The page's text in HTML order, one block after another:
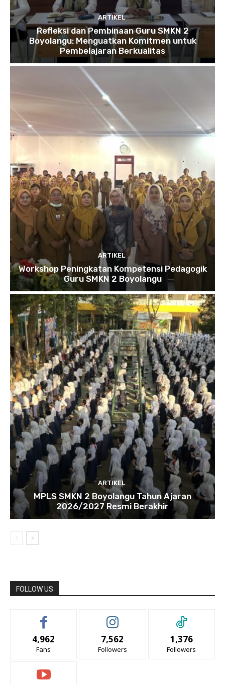
ARTIKEL
Refleksi dan Pembinaan Guru SMKN 2
Boyolangu: Menguatkan Komitmen untuk
Pembelajaran Berkualitas
ARTIKEL
Workshop Peningkatan Kompetensi Pedagogik
Guru SMKN 2 Boyolangu
ARTIKEL
MPLS SMKN 2 Boyolangu Tahun Ajaran
2026/2027 Resmi Berakhir
FOLLOW US
4,962
Fans
7,562
Followers
1,376
Followers